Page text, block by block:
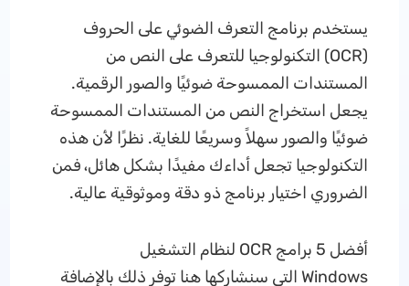
يستخدم برنامج التعرف الضوئي على الحروف
(OCR) التكنولوجيا للتعرف على النص من
المستندات الممسوحة ضوئيًا والصور الرقمية.
يجعل استخراج النص من المستندات الممسوحة
ضوئيًا والصور سهلاً وسريعًا للغاية. نظرًا لأن هذه
التكنولوجيا تجعل أداءك مفيدًا بشكل هائل، فمن
الضروري اختيار برنامج ذو دقة وموثوقية عالية.
أفضل 5 برامج OCR لنظام التشغيل
Windows التي سنشاركها هنا توفر ذلك بالإضافة